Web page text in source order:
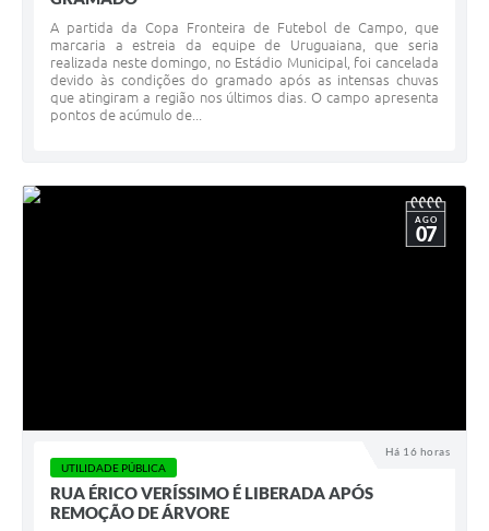
Colégio Agrícola Municipal
SIM - Serviço de Inspeção Municipal
Vigilância Sanitária
COPIR - Coordenadoria de Promoção de Igualdade Racial
Contas Públicas
Links
A partida da Copa Fronteira de Futebol de Campo, que
marcaria a estreia da equipe de Uruguaiana, que seria
realizada neste domingo, no Estádio Municipal, foi cancelada
devido às condições do gramado após as intensas chuvas
que atingiram a região nos últimos dias. O campo apresenta
pontos de acúmulo de...
Há 16 horas
AGO
07
UTILIDADE PÚBLICA
RUA ÉRICO VERÍSSIMO É LIBERADA APÓS
REMOÇÃO DE ÁRVORE